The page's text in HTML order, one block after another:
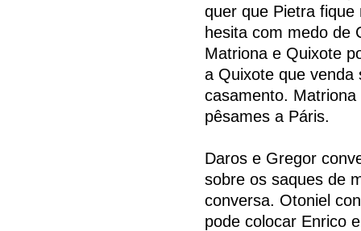
quer que Pietra
hesita com medo de
Matriona e Quixote
a Quixote que venda
casamento.
pêsames a Páris.
Daros e Gregor
sobre os saques de
conversa. Otoniel
pode colocar Enrico